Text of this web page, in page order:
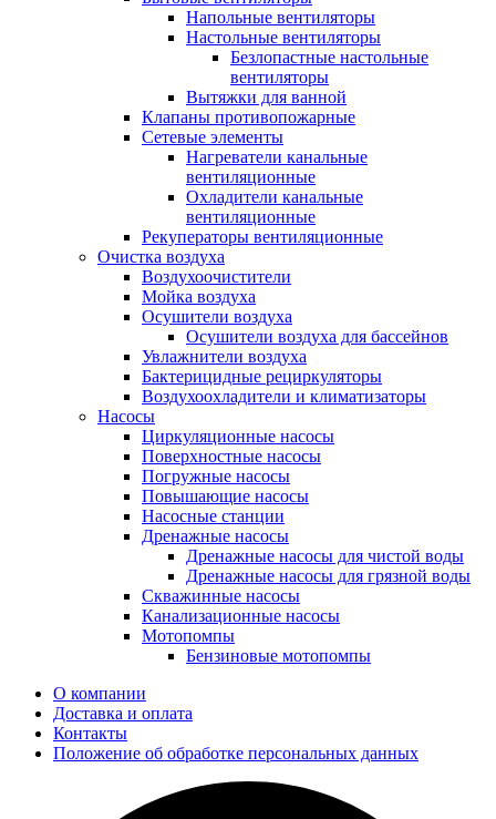
Напольные вентиляторы
Настольные вентиляторы
Безлопастные настольные
вентиляторы
Вытяжки для ванной
Клапаны противопожарные
Сетевые элементы
Нагреватели канальные
вентиляционные
Охладители канальные
вентиляционные
Рекуператоры вентиляционные
Очистка воздуха
Воздухоочистители
Мойка воздуха
Осушители воздуха
Осушители воздуха для бассейнов
Увлажнители воздуха
Бактерицидные рециркуляторы
Воздухоохладители и климатизаторы
Насосы
Циркуляционные насосы
Поверхностные насосы
Погружные насосы
Повышающие насосы
Насосные станции
Дренажные насосы
Дренажные насосы для чистой воды
Дренажные насосы для грязной воды
Скважинные насосы
Канализационные насосы
Мотопомпы
Бензиновые мотопомпы
О компании
Доставка и оплата
Контакты
Положение об обработке персональных данных